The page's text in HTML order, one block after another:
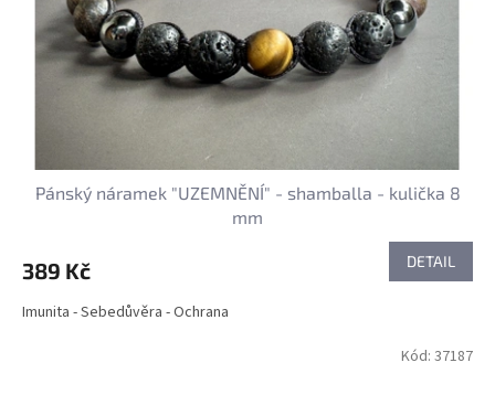
Pánský náramek "UZEMNĚNÍ" - shamballa - kulička 8
mm
389 Kč DETAIL
Imunita - Sebedůvěra - Ochrana
Kód: 37187